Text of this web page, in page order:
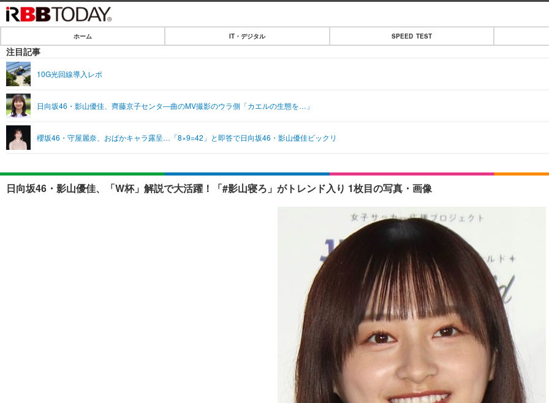
IT・デジタル
ショッピング
SPEED TEST
エンタメ
エンタメTOP
音楽
ライフ
ライフTOP
ペット
リリース一覧
ホーム IT・デジタル SPEED TEST
注目記事
10G光回線導入レポ
日向坂46・影山優佳、齊藤京子センタ―曲のMV撮影のウラ側「カエルの生態を…」
櫻坂46・守屋麗奈、おばかキャラ露呈…「8×9=42」と即答で日向坂46・影山優佳ビックリ
日向坂46・影山優佳、「W杯」解説で大活躍！「#影山寝ろ」がトレンド入り 1枚目の写真・画像